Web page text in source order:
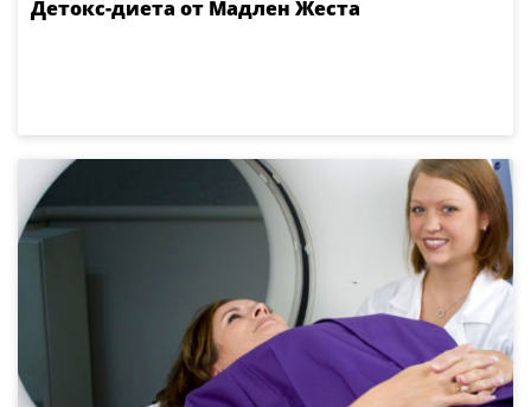
Детокс-диета от Мадлен Жеста